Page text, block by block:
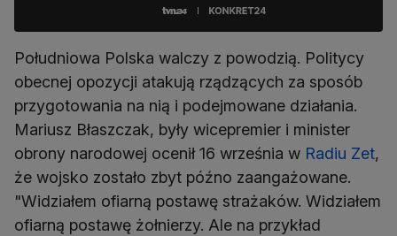
Południowa Polska walczy z powodzią. Politycy
obecnej opozycji atakują rządzących za sposób
przygotowania na nią i podejmowane działania.
Mariusz Błaszczak, były wicepremier i minister
obrony narodowej ocenił 16 września w Radiu Zet,
że wojsko zostało zbyt późno zaangażowane.
"Widziałem ofiarną postawę strażaków. Widziałem
ofiarną postawę żołnierzy. Ale na przykład